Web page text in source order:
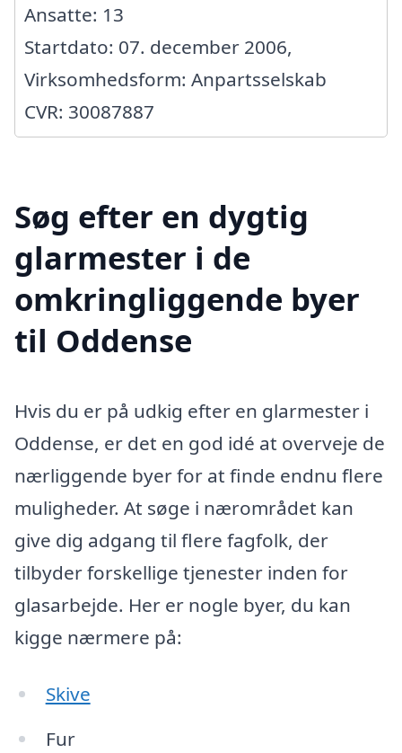
Ansatte: 13
Startdato: 07. december 2006,
Virksomhedsform: Anpartsselskab
CVR: 30087887
Søg efter en dygtig
glarmester i de
omkringliggende byer
til Oddense
Hvis du er på udkig efter en glarmester i
Oddense, er det en god idé at overveje de
nærliggende byer for at finde endnu flere
muligheder. At søge i nærområdet kan
give dig adgang til flere fagfolk, der
tilbyder forskellige tjenester inden for
glasarbejde. Her er nogle byer, du kan
kigge nærmere på:
Skive
Fur